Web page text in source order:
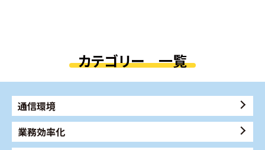
カテゴリー 一覧
通信環境
業務効率化